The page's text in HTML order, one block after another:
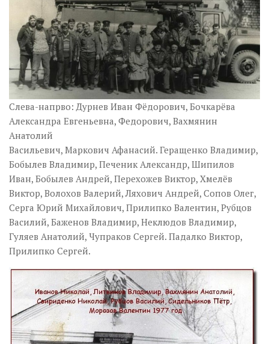
Слева-напрво: Дурнев Иван Фёдорович, Бочкарёва
Александра Евгеньевна, Федорович, Вахмянин
Анатолий
Васильевич, Маркович Афанасий. Геращенко Владимир,
Бобылев Владимир, Печеник Александр, Шипилов
Иван, Бобылев Андрей, Перехожев Виктор, Хмелёв
Виктор, Волохов Валерий, Ляхович Андрей, Сопов Олег,
Серга Юрий Михайлович, Прилипко Валентин, Рубцов
Василий, Баженов Владимир, Неклюдов Владимир,
Гуляев Анатолий, Чупраков Сергей. Падалко Виктор,
Прилипко Сергей.